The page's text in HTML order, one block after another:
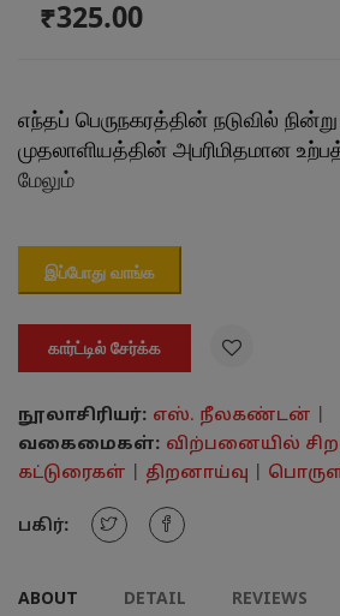
₹325.00
எந்தப் பெருநகரத்தின் நடுவில்
முதலாளியத்தின் அபரிமிதமான
மேலும்
இப்போது வாங்க
கார்ட்டில் சேர்க்க 
நூலாசிரியர்: எஸ். நீலகண்டன்
வகைமைகள்: விற்பனையில்
கட்டுரைகள்
திறனாய்வு
பகிர்:
ABOUT DETAIL REVIEWS